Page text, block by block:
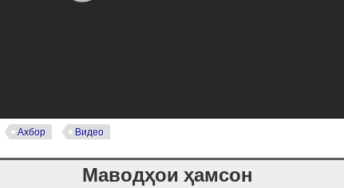
Ахбор Видео
Маводҳои ҳамсон